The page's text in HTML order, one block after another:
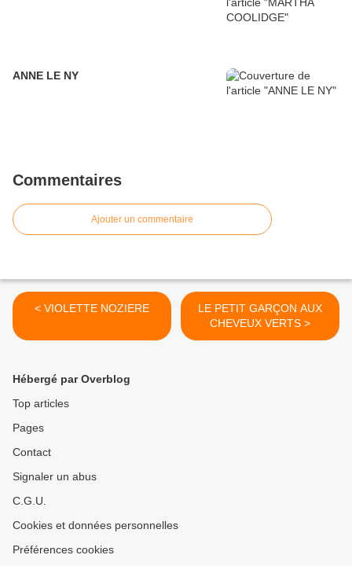
ANNE LE NY
Commentaires
Ajouter un commentaire
< VIOLETTE NOZIERE
LE PETIT GARÇON AUX
CHEVEUX VERTS >
Hébergé par Overblog
Top articles
Pages
Contact
Signaler un abus
C.G.U.
Cookies et données personnelles
Préférences cookies